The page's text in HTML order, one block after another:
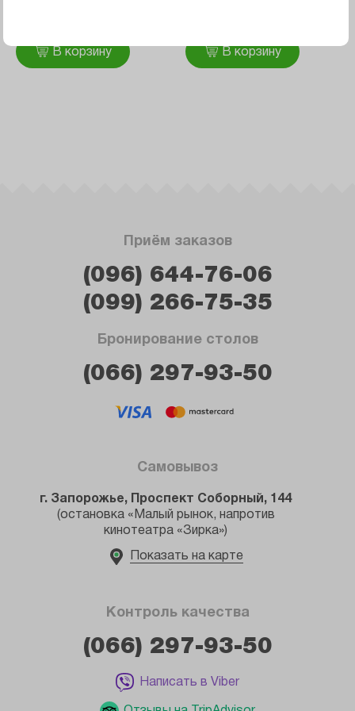
В корзину В корзину
Контроль качества
(066) 297-93-50
Написать в Viber
Приём заказов
(096) 644-76-06
(099) 266-75-35
Бронирование столов
(066) 297-93-50
Самовывоз
г. Запорожье, Проспект Соборный, 144
(остановка «Малый рынок, напротив
кинотеатра «Зирка»)
Показать на карте